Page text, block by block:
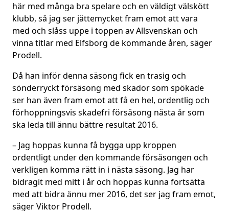
här med många bra spelare och en väldigt välskött
klubb, så jag ser jättemycket fram emot att vara
med och slåss uppe i toppen av Allsvenskan och
vinna titlar med Elfsborg de kommande åren, säger
Prodell.
Då han inför denna säsong fick en trasig och
sönderryckt försäsong med skador som spökade
ser han även fram emot att få en hel, ordentlig och
förhoppningsvis skadefri försäsong nästa år som
ska leda till ännu bättre resultat 2016.
– Jag hoppas kunna få bygga upp kroppen
ordentligt under den kommande försäsongen och
verkligen komma rätt in i nästa säsong. Jag har
bidragit med mitt i år och hoppas kunna fortsätta
med att bidra ännu mer 2016, det ser jag fram emot,
säger Viktor Prodell.